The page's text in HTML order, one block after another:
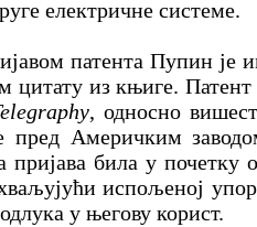
електричне системе.
патента Пупин је
цитату из књиге. Патент
, односно
пред Америчким
пријава била у почетку
испољеној
у његову корист.